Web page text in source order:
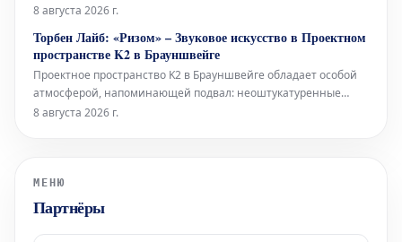
премия будет присуждаться только раз в два года, и это не
утверждая новую структуру премии, намерено оказать
всестороннюю поддержку
8 августа 2026 г.
Торбен Лайб: «Ризом» – Звуковое искусство в Проектном
пространстве K2 в Брауншвейге
Проектное пространство K2 в Брауншвейге обладает особой
атмосферой, напоминающей подвал: неоштукатуренные
стены, высоко расположенные окна и видимые трубы, словно
8 августа 2026 г.
МЕНЮ
Партнёры